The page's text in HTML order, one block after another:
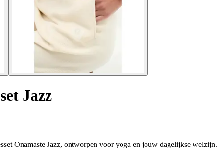
Jazz
Onamaste Jazz, ontworpen voor yoga en jouw dagelijkse welzijn.